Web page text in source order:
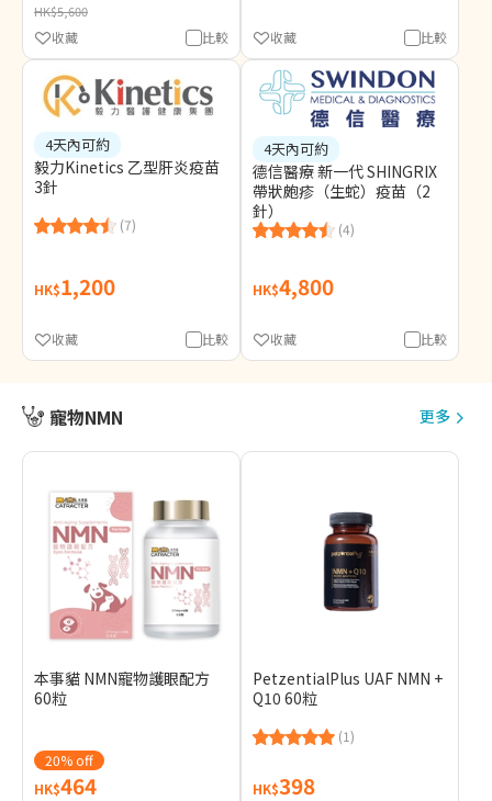
HK$5,600
比較
收藏 比較
收藏
4天內可約
毅力Kinetics 乙型肝炎疫苗
3針
(7)
HK$1,200
比較
收藏
4天內可約
德信醫療 新一代 SHINGRIX
帶狀皰疹（生蛇）疫苗（2
針）
(4)
HK$4,800
比較
收藏
寵物NMN 更多
本事貓 NMN寵物護眼配方
60粒
20% off
HK$464
PetzentialPlus UAF NMN +
Q10 60粒
(1)
HK$398